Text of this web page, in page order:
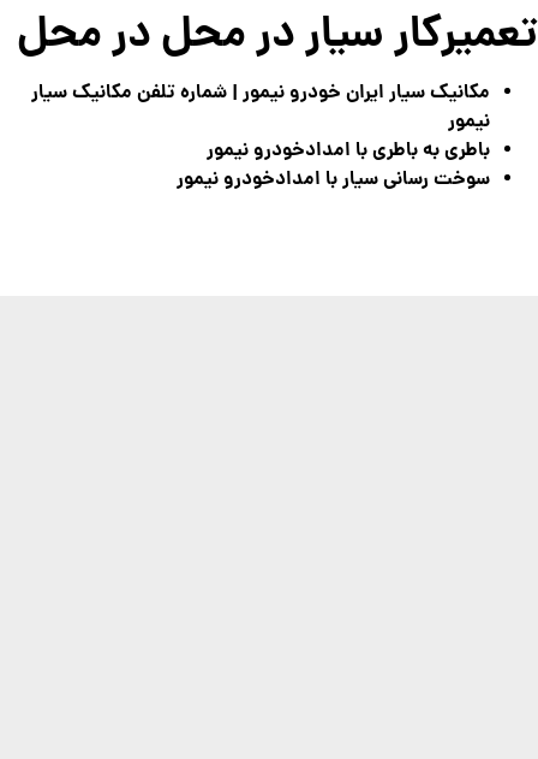
تعمیرکار سیار در محل در محل
مکانیک سیار ایران خودرو نیمور | شماره تلفن مکانیک سیار
نیمور
باطری به باطری با امدادخودرو نیمور
سوخت رسانی سیار با امدادخودرو نیمور